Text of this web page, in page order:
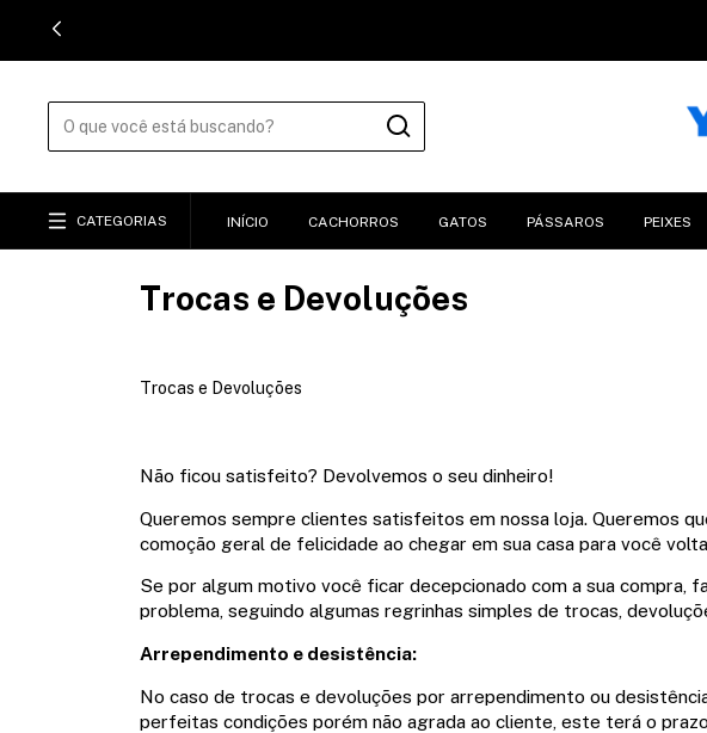
CATEGORIAS INÍCIO CACHORROS GATOS PÁSSAROS PEIXES
Trocas e Devoluções
Trocas e Devoluções
Não ficou satisfeito? Devolvemos o seu dinheiro!
Queremos sempre clientes satisfeitos em nossa loja. Queremos
comoção geral de felicidade ao chegar em sua casa para você
Se por algum motivo você ficar decepcionado com a sua compra,
problema, seguindo algumas regrinhas simples de trocas,
Arrependimento e desistência:
No caso de trocas e devoluções por arrependimento ou
perfeitas condições porém não agrada ao cliente, este terá o